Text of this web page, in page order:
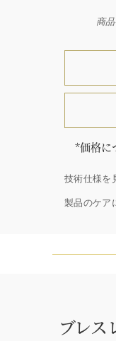
商
*価格に
ありま
ストン
ウィン
の個性
でお問
技術仕様を
製品のケア
ブレス